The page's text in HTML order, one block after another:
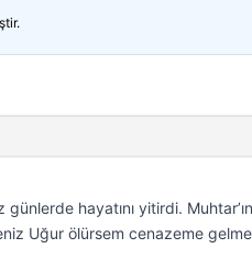
hayatını yitirdi. Muhtar’ın
Uğur ölürsem cenazeme